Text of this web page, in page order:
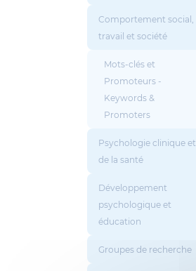
Comportement social,
travail et société
Mots-clés et
Promoteurs -
Keywords &
Promoters
Psychologie clinique et
de la santé
Développement
psychologique et
éducation
Groupes de recherche